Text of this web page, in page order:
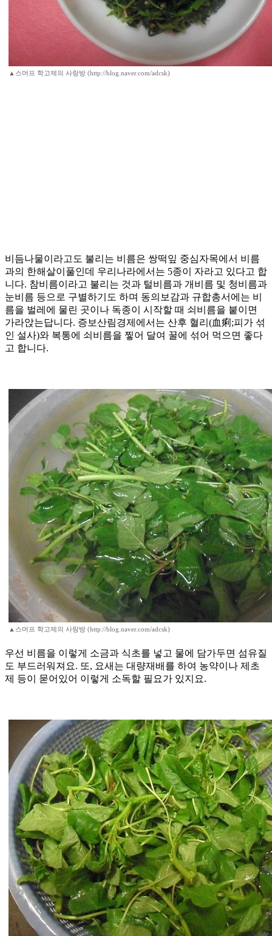
▲스머프 학고제의 사랑방 (http://blog.naver.com/adcsk)
비듬나물이라고도 불리는 비름은 쌍떡잎 중심자목에서 비름
과의 한해살이풀인데 우리나라에서는 5종이 자라고 있다고 합
니다. 참비름이라고 불리는 것과 털비름과 개비름 및 청비름과
눈비름 등으로 구별하기도 하며 동의보감과 규합총서에는 비
름을 벌레에 물린 곳이나 독종이 시작할 때 쇠비름을 붙이면
가라앉는답니다. 증보산림경제에서는 산후 혈리(血痢;피가 섞
인 설사)와 복통에 쇠비름을 찧어 달여 꿀에 섞어 먹으면 좋다
고 합니다.
▲스머프 학고제의 사랑방 (http://blog.naver.com/adcsk)
우선 비름을 이렇게 소금과 식초를 넣고 물에 담가두면 섬유질
도 부드러워져요. 또, 요새는 대량재배를 하여 농약이나 제초
제 등이 묻어있어 이렇게 소독할 필요가 있지요.